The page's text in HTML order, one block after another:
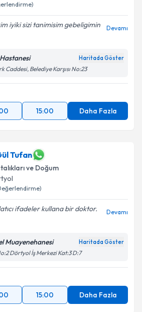
iyiki sizi tanimisim gebeligimin
Devamı
Haritada Göster
Caddesi, Belediye Karşısı No:23
15:00 Daha Fazla
Tufan
ve Doğum
ifadeler kullana bir doktor.
Devamı
Muayenehanesi Haritada Göster
Dörtyol İş Merkezi Kat:3 D:7
15:00 Daha Fazla